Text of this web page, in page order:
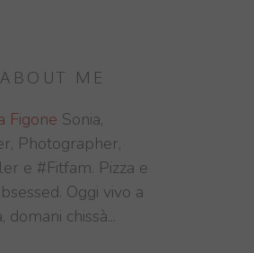
ABOUT ME
Sonia,
Photographer,
e #Fitfam. Pizza e
Oggi vivo a
domani chissà...